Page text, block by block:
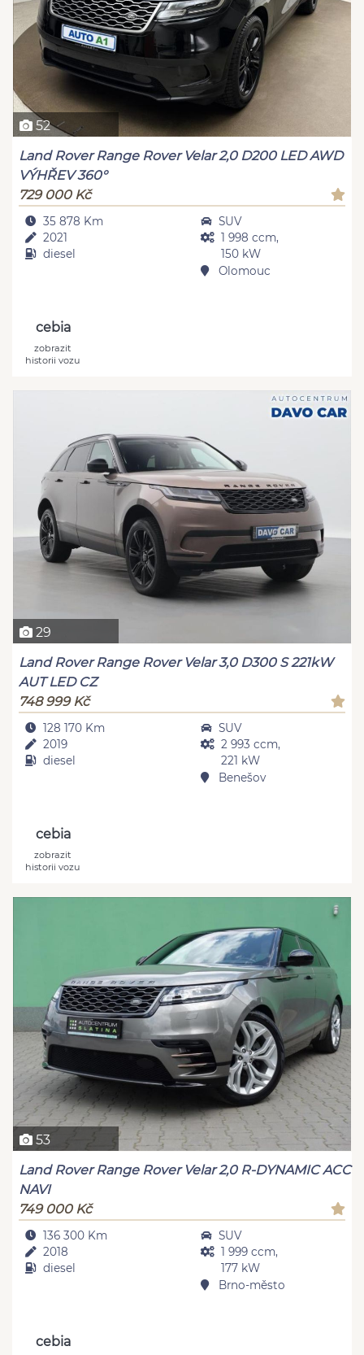
52
Land Rover Range Rover Velar 2,0 D200 LED AWD
VÝHŘEV 360°
729 000 Kč
35 878 Km
2021
diesel
SUV
1 998 ccm,
150 kW
Olomouc
cebia
zobrazit
historii vozu
29
Land Rover Range Rover Velar 3,0 D300 S 221kW
AUT LED CZ
748 999 Kč
128 170 Km
2019
diesel
SUV
2 993 ccm,
221 kW
Benešov
cebia
zobrazit
historii vozu
53
Land Rover Range Rover Velar 2,0 R-DYNAMIC ACC
NAVI
749 000 Kč
136 300 Km
2018
diesel
SUV
1 999 ccm,
177 kW
Brno-město
cebia